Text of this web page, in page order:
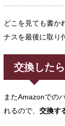
どこを見ても書か
ナスを最後に取り
交換した
またAmazonでの
れるので、 交換す